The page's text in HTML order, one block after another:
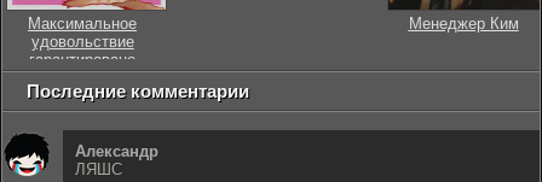
Максимальное
удовольствие
гарантировано
Менеджер Ким
Последние комментарии
Александр
ЛЯШС